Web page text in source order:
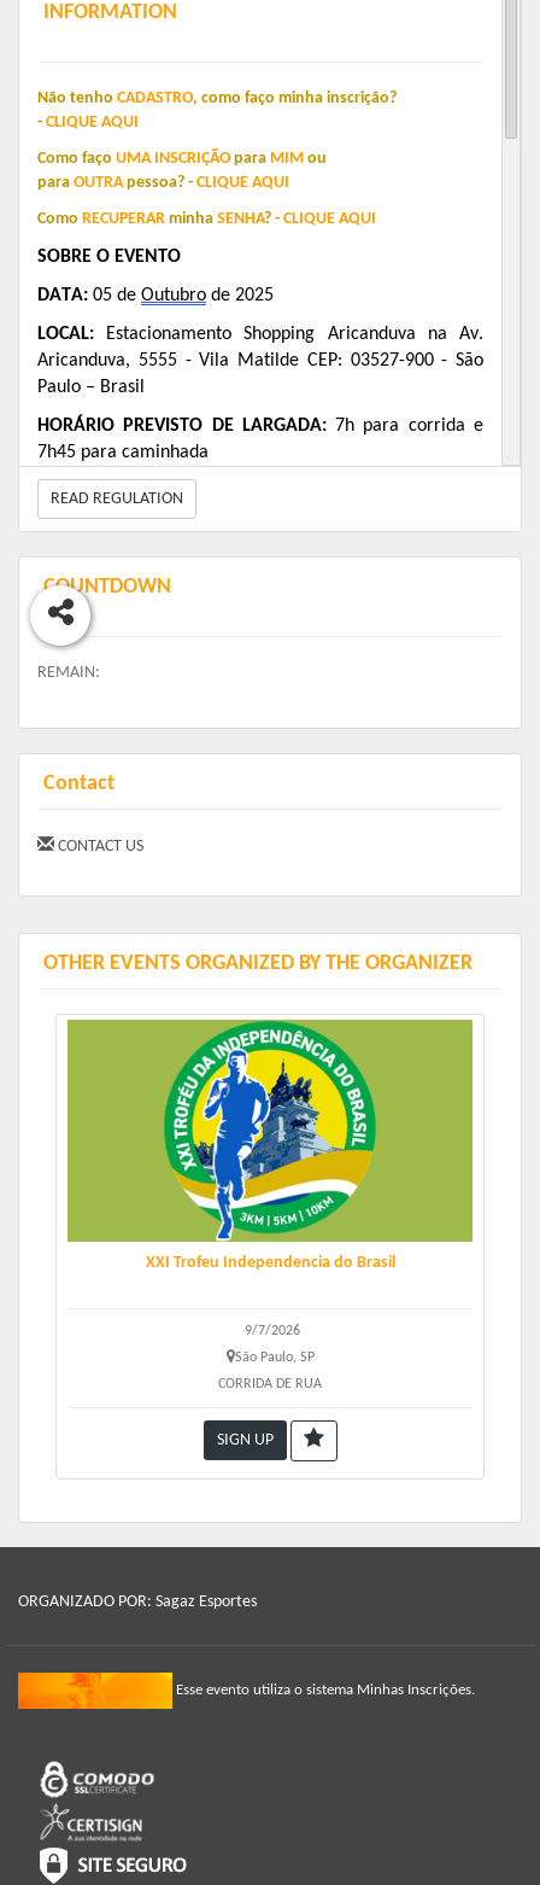
INFORMATION
Não tenho CADASTRO, como faço minha inscrição?
- CLIQUE AQUI
Como faço UMA INSCRIÇÃO para MIM ou
para OUTRA pessoa? - CLIQUE AQUI
Como RECUPERAR minha SENHA? - CLIQUE AQUI
SOBRE O EVENTO
DATA: 05 de Outubro de 2025
LOCAL: Estacionamento Shopping Aricanduva na Av.
Aricanduva, 5555 - Vila Matilde CEP: 03527-900 - São
Paulo – Brasil
HORÁRIO PREVISTO DE LARGADA: 7h para corrida e
7h45 para caminhada
KIT
Camiseta;
Medalha;
Número de peito.
Endereço: Av. Aricanduva, 5555 - Vila Aricanduva, São Paulo - SP, 03527-
Sexta-feira 03/10:
(*) A medalha será entregue apenas para os corredores
que completarem o percurso e que estiverem com o
READ REGULATION
COUNTDOWN
REMAIN:
Contact
CONTACT US
OTHER EVENTS ORGANIZED BY THE ORGANIZER
XXI Trofeu Independencia do Brasil
9/7/2026
São Paulo, SP
CORRIDA DE RUA
SIGN UP
ORGANIZADO POR: Sagaz Esportes
Esse evento utiliza o sistema Minhas Inscrições.